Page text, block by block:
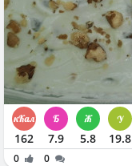
162 7.9 5.8 19.8
0 0